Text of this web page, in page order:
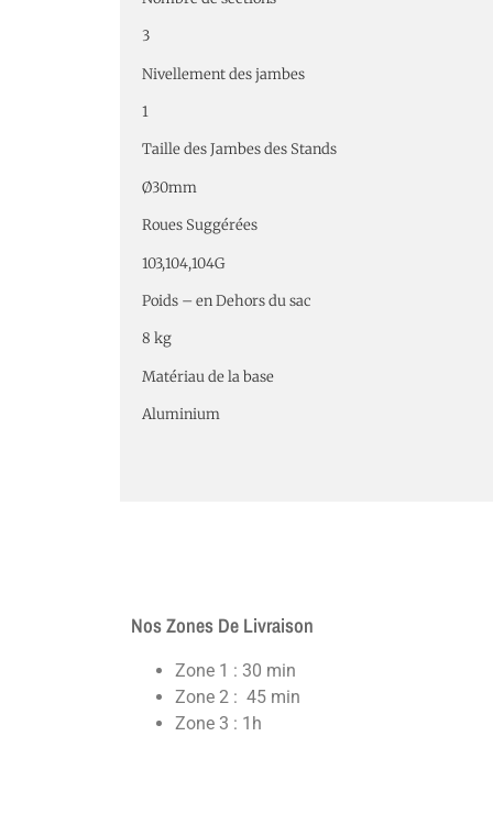
3
Nivellement des jambes
1
Taille des Jambes des Stands
Ø30mm
Roues Suggérées
103,104,104G
Poids – en Dehors du sac
8 kg
Matériau de la base
Aluminium
Nos Zones De Livraison
Zone 1 : 30 min
Zone 2 : 45 min
Zone 3 : 1h